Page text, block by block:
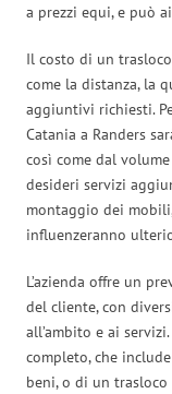
a prezzi equi, e può
Il costo di un
come la distanza, la
aggiuntivi richiesti.
Catania a Randers
così come dal
desideri servizi
montaggio dei
influenzeranno
L’azienda offre un
del cliente, con
all’ambito e ai
completo, che
beni, o di un trasloco